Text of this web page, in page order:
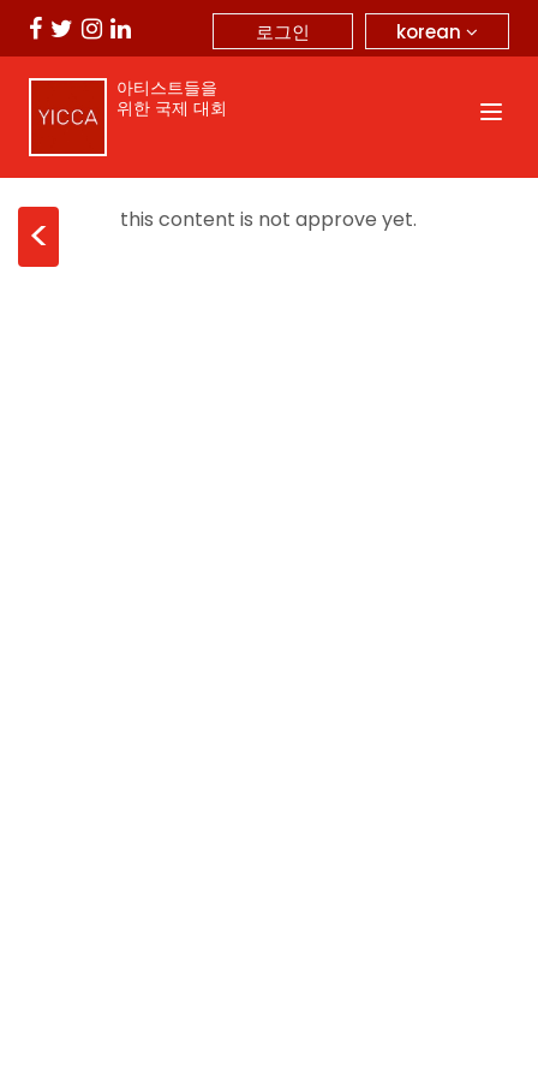
korean
로그인
아티스트들을
위한 국제 대회
< this content is not approve yet.